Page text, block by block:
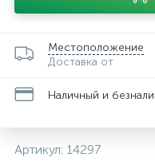
Местоположение
Доставка от
Наличный и
Артикул: 14297